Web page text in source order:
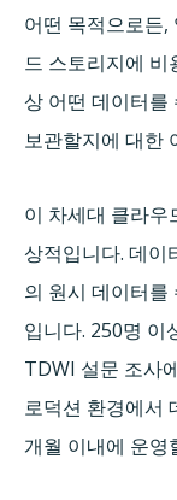
어떤 목적으로든
드 스토리지에 비
상 어떤 데이터를
보관할지에 대한
이 차세대 클라우
상적입니다. 데이
의 원시 데이터를
입니다. 250명 이
TDWI 설문 조사
로덕션 환경에서
개월 이내에 운영